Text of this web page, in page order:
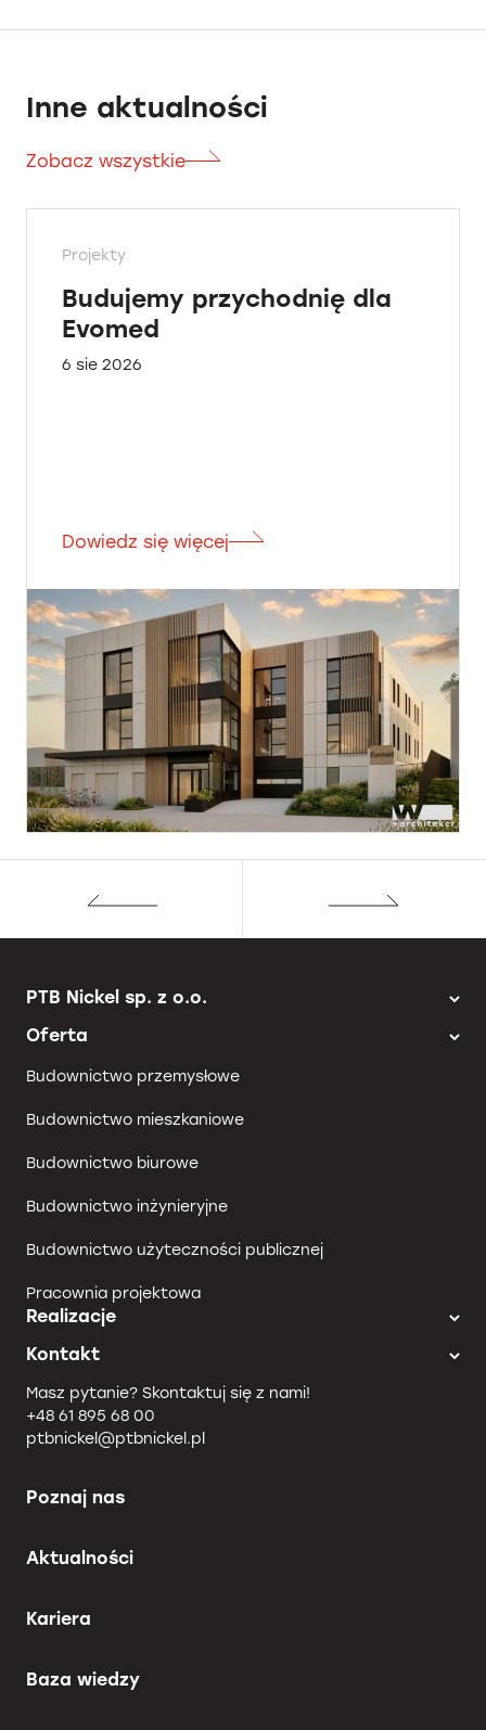
Inne aktualności
Zobacz wszystkie
Projekty
Budujemy przychodnię dla
Evomed
6 sie 2026
Dowiedz się więcej
PTB Nickel sp. z o.o.
Kontakt
Masz pytanie? Skontaktuj się z nami!
+48 61 895 68 00
ptbnickel@ptbnickel.pl
Poznaj nas
Aktualności
Kariera
Baza wiedzy
Oferta
Budownictwo przemysłowe
Budownictwo mieszkaniowe
Budownictwo biurowe
Budownictwo inżynieryjne
Budownictwo użyteczności publicznej
Pracownia projektowa
Realizacje